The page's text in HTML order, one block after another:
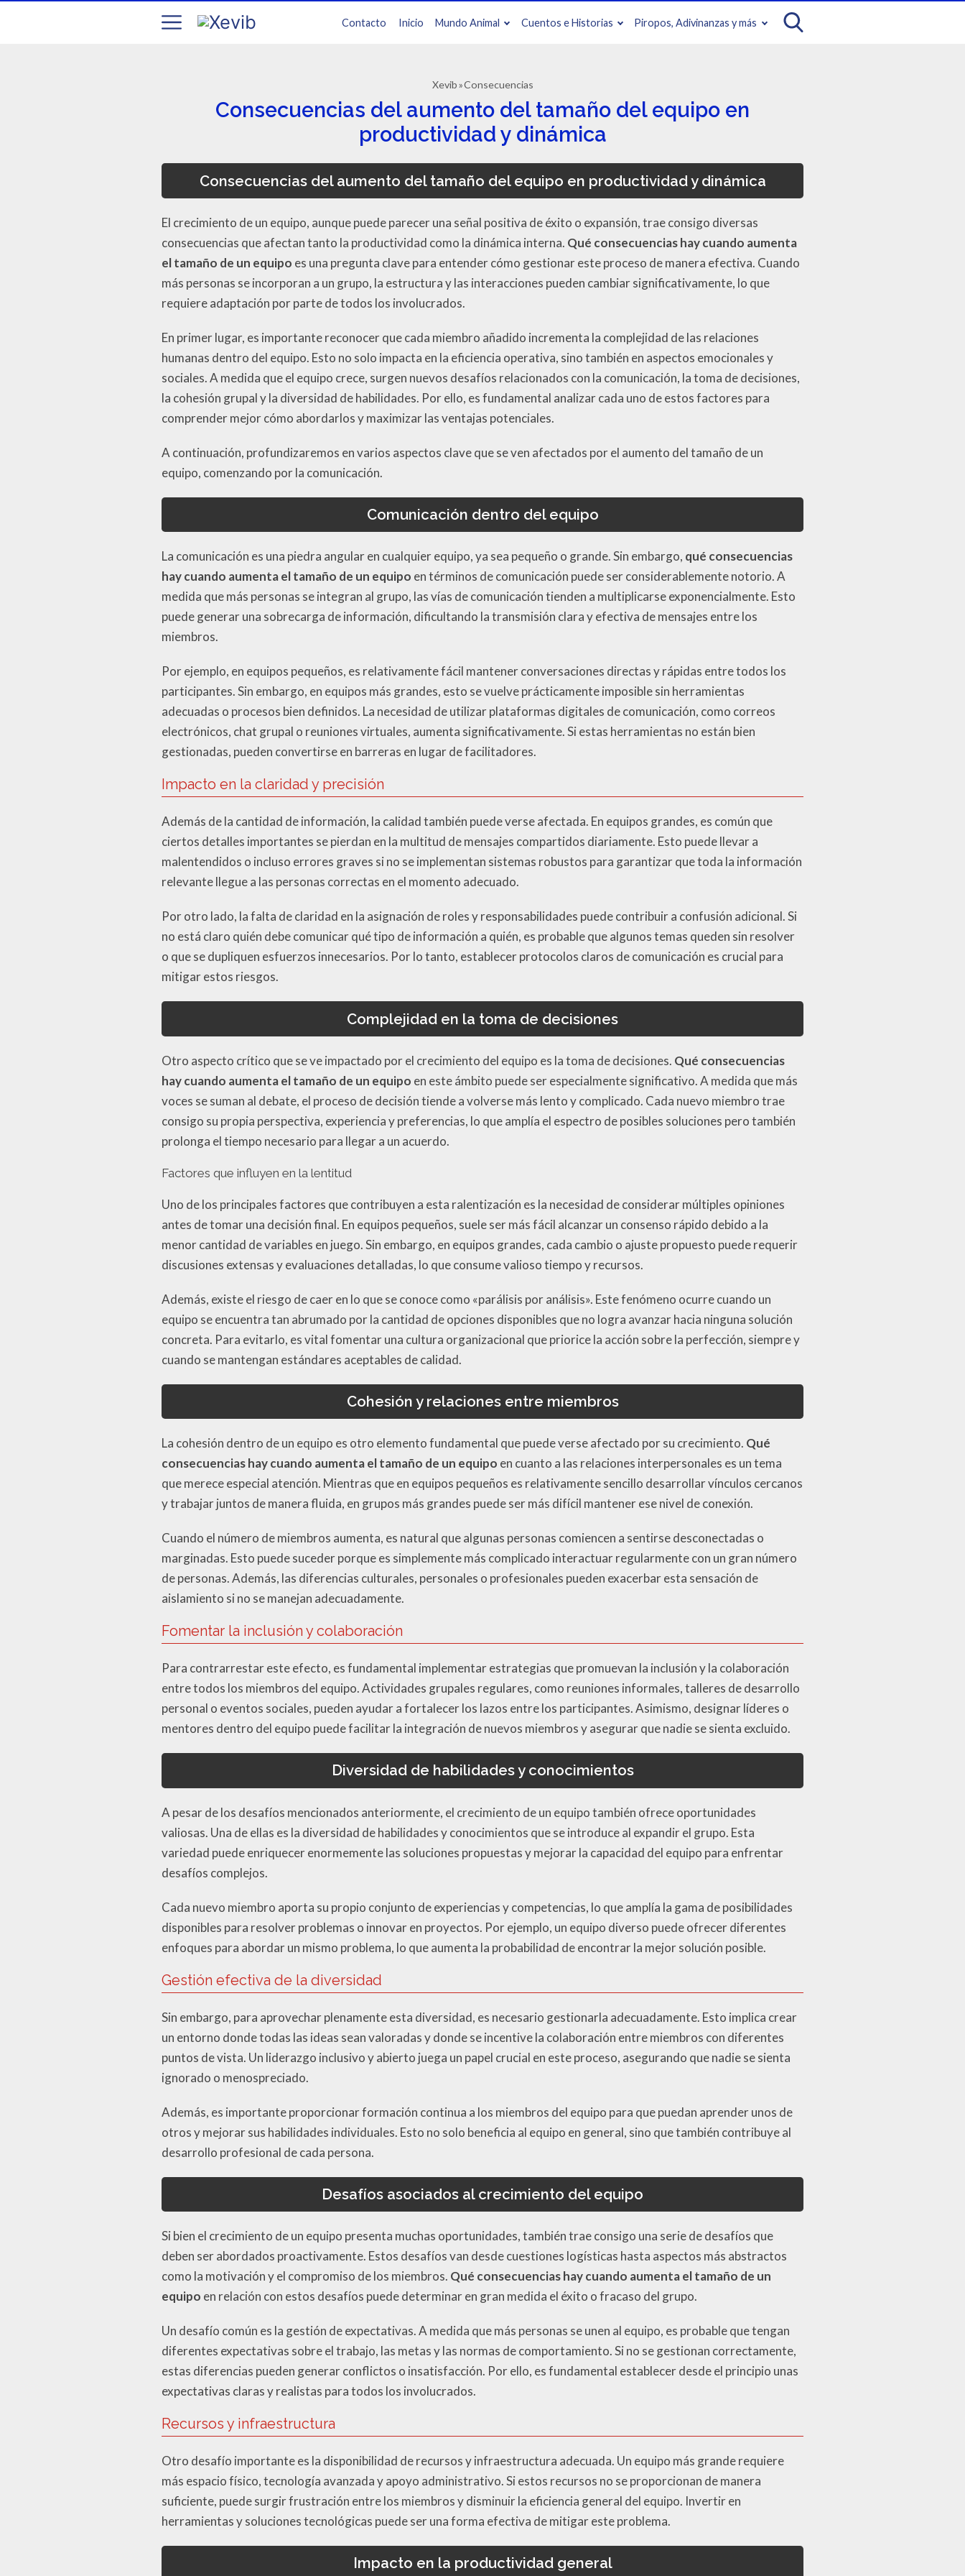
Contacto Inicio Mundo Animal Cuentos e Historias Piropos, Adivinanzas y más
Xevib Consecuencias
Consecuencias del aumento del tamaño del equipo en
productividad y dinámica
Consecuencias del aumento del tamaño del equipo en productividad y dinámica
El crecimiento de un equipo, aunque puede parecer una señal positiva de éxito o expansión, trae consigo diversas
consecuencias que afectan tanto la productividad como la dinámica interna. Qué consecuencias hay cuando aumenta
el tamaño de un equipo es una pregunta clave para entender cómo gestionar este proceso de manera efectiva. Cuando
más personas se incorporan a un grupo, la estructura y las interacciones pueden cambiar significativamente, lo que
requiere adaptación por parte de todos los involucrados.
En primer lugar, es importante reconocer que cada miembro añadido incrementa la complejidad de las relaciones
humanas dentro del equipo. Esto no solo impacta en la eficiencia operativa, sino también en aspectos emocionales y
sociales. A medida que el equipo crece, surgen nuevos desafíos relacionados con la comunicación, la toma de decisiones,
la cohesión grupal y la diversidad de habilidades. Por ello, es fundamental analizar cada uno de estos factores para
comprender mejor cómo abordarlos y maximizar las ventajas potenciales.
A continuación, profundizaremos en varios aspectos clave que se ven afectados por el aumento del tamaño de un
equipo, comenzando por la comunicación.
Comunicación dentro del equipo
La comunicación es una piedra angular en cualquier equipo, ya sea pequeño o grande. Sin embargo, qué consecuencias
hay cuando aumenta el tamaño de un equipo en términos de comunicación puede ser considerablemente notorio. A
medida que más personas se integran al grupo, las vías de comunicación tienden a multiplicarse exponencialmente. Esto
puede generar una sobrecarga de información, dificultando la transmisión clara y efectiva de mensajes entre los
miembros.
Por ejemplo, en equipos pequeños, es relativamente fácil mantener conversaciones directas y rápidas entre todos los
participantes. Sin embargo, en equipos más grandes, esto se vuelve prácticamente imposible sin herramientas
adecuadas o procesos bien definidos. La necesidad de utilizar plataformas digitales de comunicación, como correos
electrónicos, chat grupal o reuniones virtuales, aumenta significativamente. Si estas herramientas no están bien
gestionadas, pueden convertirse en barreras en lugar de facilitadores.
Impacto en la claridad y precisión
Además de la cantidad de información, la calidad también puede verse afectada. En equipos grandes, es común que
ciertos detalles importantes se pierdan en la multitud de mensajes compartidos diariamente. Esto puede llevar a
malentendidos o incluso errores graves si no se implementan sistemas robustos para garantizar que toda la información
relevante llegue a las personas correctas en el momento adecuado.
Por otro lado, la falta de claridad en la asignación de roles y responsabilidades puede contribuir a confusión adicional. Si
no está claro quién debe comunicar qué tipo de información a quién, es probable que algunos temas queden sin resolver
o que se dupliquen esfuerzos innecesarios. Por lo tanto, establecer protocolos claros de comunicación es crucial para
mitigar estos riesgos.
Complejidad en la toma de decisiones
Otro aspecto crítico que se ve impactado por el crecimiento del equipo es la toma de decisiones. Qué consecuencias
hay cuando aumenta el tamaño de un equipo en este ámbito puede ser especialmente significativo. A medida que más
voces se suman al debate, el proceso de decisión tiende a volverse más lento y complicado. Cada nuevo miembro trae
consigo su propia perspectiva, experiencia y preferencias, lo que amplía el espectro de posibles soluciones pero también
prolonga el tiempo necesario para llegar a un acuerdo.
Factores que influyen en la lentitud
Uno de los principales factores que contribuyen a esta ralentización es la necesidad de considerar múltiples opiniones
antes de tomar una decisión final. En equipos pequeños, suele ser más fácil alcanzar un consenso rápido debido a la
menor cantidad de variables en juego. Sin embargo, en equipos grandes, cada cambio o ajuste propuesto puede requerir
discusiones extensas y evaluaciones detalladas, lo que consume valioso tiempo y recursos.
Además, existe el riesgo de caer en lo que se conoce como «parálisis por análisis». Este fenómeno ocurre cuando un
equipo se encuentra tan abrumado por la cantidad de opciones disponibles que no logra avanzar hacia ninguna solución
concreta. Para evitarlo, es vital fomentar una cultura organizacional que priorice la acción sobre la perfección, siempre y
cuando se mantengan estándares aceptables de calidad.
Cohesión y relaciones entre miembros
La cohesión dentro de un equipo es otro elemento fundamental que puede verse afectado por su crecimiento. Qué
consecuencias hay cuando aumenta el tamaño de un equipo en cuanto a las relaciones interpersonales es un tema
que merece especial atención. Mientras que en equipos pequeños es relativamente sencillo desarrollar vínculos cercanos
y trabajar juntos de manera fluida, en grupos más grandes puede ser más difícil mantener ese nivel de conexión.
Cuando el número de miembros aumenta, es natural que algunas personas comiencen a sentirse desconectadas o
marginadas. Esto puede suceder porque es simplemente más complicado interactuar regularmente con un gran número
de personas. Además, las diferencias culturales, personales o profesionales pueden exacerbar esta sensación de
aislamiento si no se manejan adecuadamente.
Fomentar la inclusión y colaboración
Para contrarrestar este efecto, es fundamental implementar estrategias que promuevan la inclusión y la colaboración
entre todos los miembros del equipo. Actividades grupales regulares, como reuniones informales, talleres de desarrollo
personal o eventos sociales, pueden ayudar a fortalecer los lazos entre los participantes. Asimismo, designar líderes o
mentores dentro del equipo puede facilitar la integración de nuevos miembros y asegurar que nadie se sienta excluido.
Diversidad de habilidades y conocimientos
A pesar de los desafíos mencionados anteriormente, el crecimiento de un equipo también ofrece oportunidades
valiosas. Una de ellas es la diversidad de habilidades y conocimientos que se introduce al expandir el grupo. Esta
variedad puede enriquecer enormemente las soluciones propuestas y mejorar la capacidad del equipo para enfrentar
desafíos complejos.
Cada nuevo miembro aporta su propio conjunto de experiencias y competencias, lo que amplía la gama de posibilidades
disponibles para resolver problemas o innovar en proyectos. Por ejemplo, un equipo diverso puede ofrecer diferentes
enfoques para abordar un mismo problema, lo que aumenta la probabilidad de encontrar la mejor solución posible.
Gestión efectiva de la diversidad
Sin embargo, para aprovechar plenamente esta diversidad, es necesario gestionarla adecuadamente. Esto implica crear
un entorno donde todas las ideas sean valoradas y donde se incentive la colaboración entre miembros con diferentes
puntos de vista. Un liderazgo inclusivo y abierto juega un papel crucial en este proceso, asegurando que nadie se sienta
ignorado o menospreciado.
Además, es importante proporcionar formación continua a los miembros del equipo para que puedan aprender unos de
otros y mejorar sus habilidades individuales. Esto no solo beneficia al equipo en general, sino que también contribuye al
desarrollo profesional de cada persona.
Desafíos asociados al crecimiento del equipo
Si bien el crecimiento de un equipo presenta muchas oportunidades, también trae consigo una serie de desafíos que
deben ser abordados proactivamente. Estos desafíos van desde cuestiones logísticas hasta aspectos más abstractos
como la motivación y el compromiso de los miembros. Qué consecuencias hay cuando aumenta el tamaño de un
equipo en relación con estos desafíos puede determinar en gran medida el éxito o fracaso del grupo.
Un desafío común es la gestión de expectativas. A medida que más personas se unen al equipo, es probable que tengan
diferentes expectativas sobre el trabajo, las metas y las normas de comportamiento. Si no se gestionan correctamente,
estas diferencias pueden generar conflictos o insatisfacción. Por ello, es fundamental establecer desde el principio unas
expectativas claras y realistas para todos los involucrados.
Recursos y infraestructura
Otro desafío importante es la disponibilidad de recursos y infraestructura adecuada. Un equipo más grande requiere
más espacio físico, tecnología avanzada y apoyo administrativo. Si estos recursos no se proporcionan de manera
suficiente, puede surgir frustración entre los miembros y disminuir la eficiencia general del equipo. Invertir en
herramientas y soluciones tecnológicas puede ser una forma efectiva de mitigar este problema.
Impacto en la productividad general